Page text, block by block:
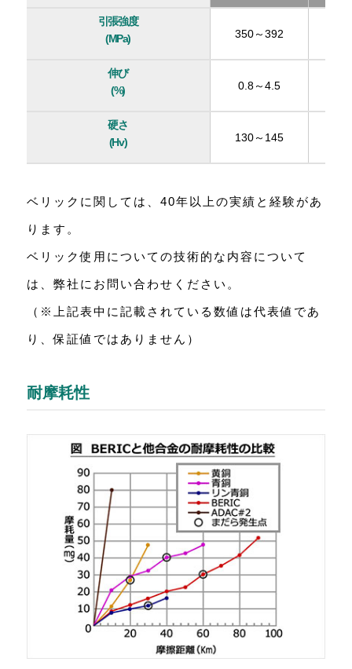
引張強度
(MPa)
350～392
伸び
(%)
0.8～4.5
硬さ
(Hv)
130～145
ベリックに関しては、40年以上の実績と経験があ
ります。
ベリック使用についての技術的な内容について
は、弊社にお問い合わせください。
（※上記表中に記載されている数値は代表値であ
り、保証値ではありません）
耐摩耗性